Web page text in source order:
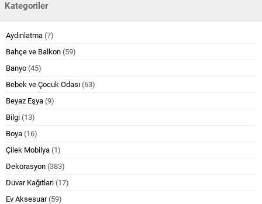
Kategoriler
Aydınlatma (7)
Bahçe ve Balkon (59)
Banyo (45)
Bebek ve Çocuk Odası (63)
Beyaz Eşya (9)
Bilgi (13)
Boya (16)
Çilek Mobilya (1)
Dekorasyon (383)
Duvar Kağıtlari (17)
Ev Aksesuar(59)